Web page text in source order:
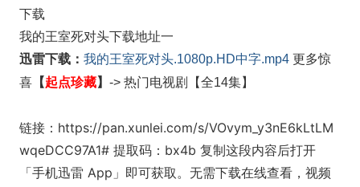
下载
我的王室死对头下载地址一
迅雷下载： 我的王室死对头.1080p.HD中字.mp4 更多惊
喜 【起点珍藏】 -> 热门电视剧 【全14集】
链接：https://pan.xunlei.com/s/VOvym_y3nE6kLtLM
wqeDCC97A1# 提取码：bx4b 复制这段内容后打开
「手机迅雷 App」即可获取。无需下载在线查看，视频